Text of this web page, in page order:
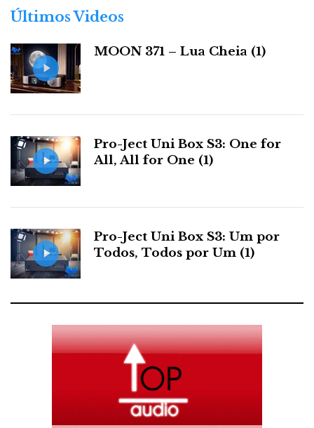
r
s
Últimos Videos
MOON 371 – Lua Cheia (1)
Pro-Ject Uni Box S3: One for
All, All for One (1)
Pro-Ject Uni Box S3: Um por
Todos, Todos por Um (1)